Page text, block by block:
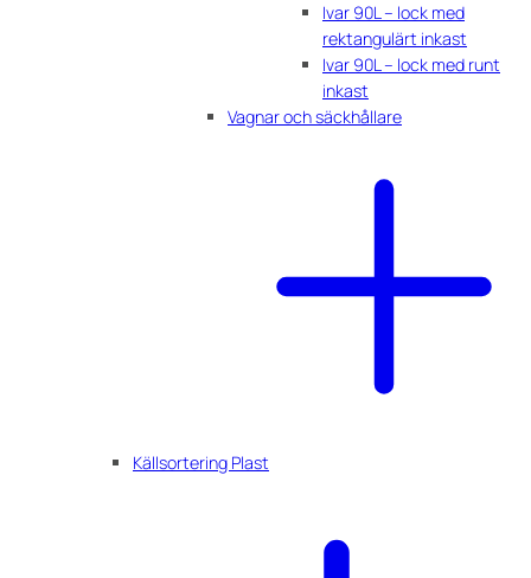
Ivar 90L – lock med
rektangulärt inkast
Ivar 90L – lock med runt
inkast
Vagnar och säckhållare
Källsortering Plast